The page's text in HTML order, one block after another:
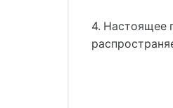
4. Настоящее